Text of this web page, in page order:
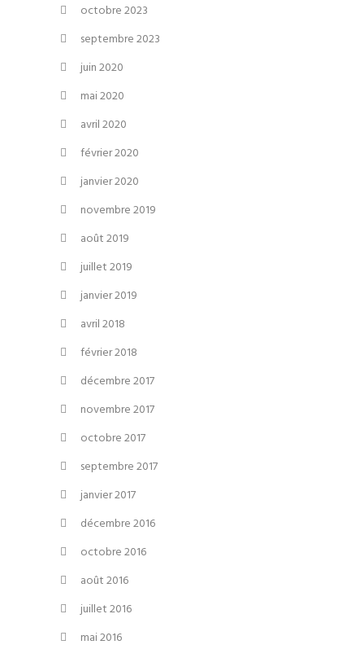
octobre 2023
septembre 2023
juin 2020
mai 2020
avril 2020
février 2020
janvier 2020
novembre 2019
août 2019
juillet 2019
janvier 2019
avril 2018
février 2018
décembre 2017
novembre 2017
octobre 2017
septembre 2017
janvier 2017
décembre 2016
octobre 2016
août 2016
juillet 2016
mai 2016